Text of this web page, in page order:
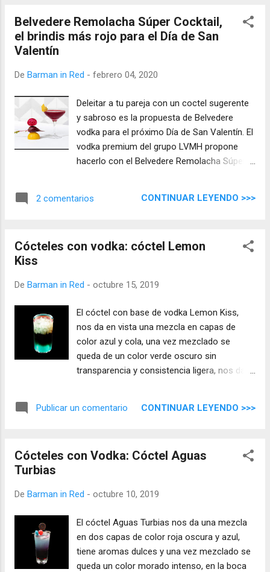
Belvedere Remolacha Súper Cocktail,
el brindis más rojo para el Día de San
Valentín
De Barman in Red - febrero 04, 2020
Deleitar a tu pareja con un coctel sugerente
y sabroso es la propuesta de Belvedere
vodka para el próximo Día de San Valentín. El
vodka premium del grupo LVMH propone
hacerlo con el Belvedere Remolacha Súper
protagonistas del trago.
2 comentarios CONTINUAR LEYENDO >>>
Cócteles con vodka: cóctel Lemon
Kiss
De Barman in Red - octubre 15, 2019
El cóctel con base de vodka Lemon Kiss,
nos da en vista una mezcla en capas de
color azul y cola, una vez mezclado se
queda de un color verde oscuro sin
transparencia y consistencia ligera, nos da
dejando pasar un vodka ligero rodeado de un
Publicar un comentario CONTINUAR LEYENDO >>>
Cócteles con Vodka: Cóctel Aguas
Turbias
De Barman in Red - octubre 10, 2019
El cóctel Aguas Turbias nos da una mezcla
en dos capas de color roja oscura y azul,
tiene aromas dulces y una vez mezclado se
queda un color morado intenso, en la boca